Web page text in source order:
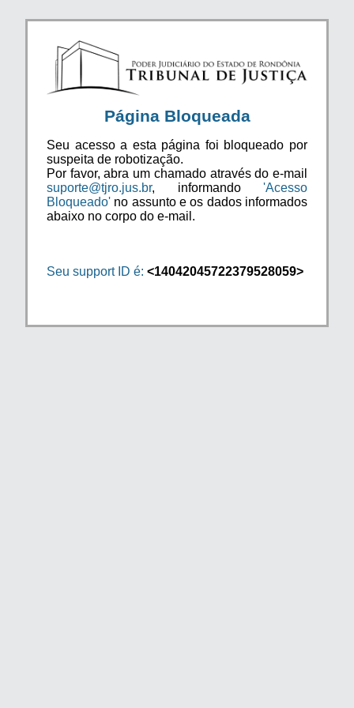
Página Bloqueada
Seu acesso a esta página foi bloqueado por
suspeita de robotização.
Por favor, abra um chamado através do e-mail
suporte@tjro.jus.br, informando 'Acesso
Bloqueado' no assunto e os dados informados
abaixo no corpo do e-mail.
Seu support ID é: <14042045722379528059>